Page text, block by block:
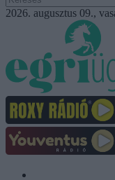
2026. augusztus 09.,